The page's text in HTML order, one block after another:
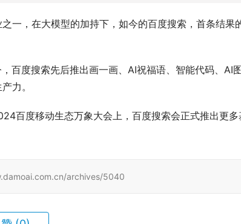
一，在大模型的加持下，如今的百度搜索，首条结果
百度搜索先后推出画一画、AI祝福语、智能代码、AI
力。
百度移动生态万象大会上，百度搜索会正式推出更多
archives/5040